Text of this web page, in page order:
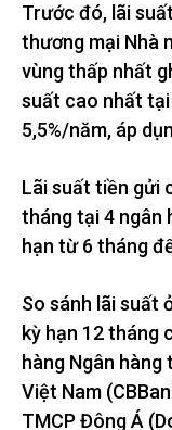
Trước đó, lãi
thương mại Nhà
vùng thấp nhất
suất cao nhất
5,5%/năm, áp
Lãi suất tiền gửi
tháng tại 4 ngân
hạn từ 6 tháng
So sánh lãi suất
kỳ hạn 12 tháng
hàng Ngân
Việt Nam
TMCP Đông Á